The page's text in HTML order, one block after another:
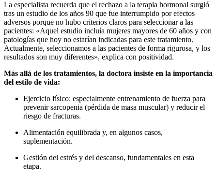
La especialista recuerda que el rechazo a la terapia hormonal surgió
tras un estudio de los años 90 que fue interrumpido por efectos
adversos porque no hubo criterios claros para seleccionar a las
pacientes: «Aquel estudio incluía mujeres mayores de 60 años y con
patologías que hoy no estarían indicadas para este tratamiento.
Actualmente, seleccionamos a las pacientes de forma rigurosa, y los
resultados son muy diferentes», explica con positividad.
Más allá de los tratamientos, la doctora insiste en la importancia
del estilo de vida:
Ejercicio físico: especialmente entrenamiento de fuerza para
prevenir sarcopenia (pérdida de masa muscular) y reducir el
riesgo de fracturas.
Alimentación equilibrada y, en algunos casos,
suplementación.
Gestión del estrés y del descanso, fundamentales en esta
etapa.